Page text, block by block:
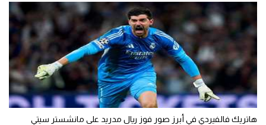
هاتريك فالفيردي في أبرز صور فوز ريال مدريد على مانشستر سيتي